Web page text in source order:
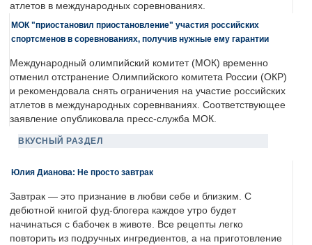
атлетов в международных соревнованиях.
МОК "приостановил приостановление" участия российских
спортсменов в соревнованиях, получив нужные ему гарантии
Международный олимпийский комитет (МОК) временно
отменил отстранение Олимпийского комитета России (ОКР)
и рекомендовала снять ограничения на участие российских
атлетов в международных соревнваниях. Соответствующее
заявление опубликовала пресс-служба МОК.
ВКУСНЫЙ РАЗДЕЛ
Юлия Дианова: Не просто завтрак
Завтрак — это признание в любви себе и близким. С
дебютной книгой фуд-блогера каждое утро будет
начинаться с бабочек в животе. Все рецепты легко
повторить из подручных ингредиентов, а на приготовление